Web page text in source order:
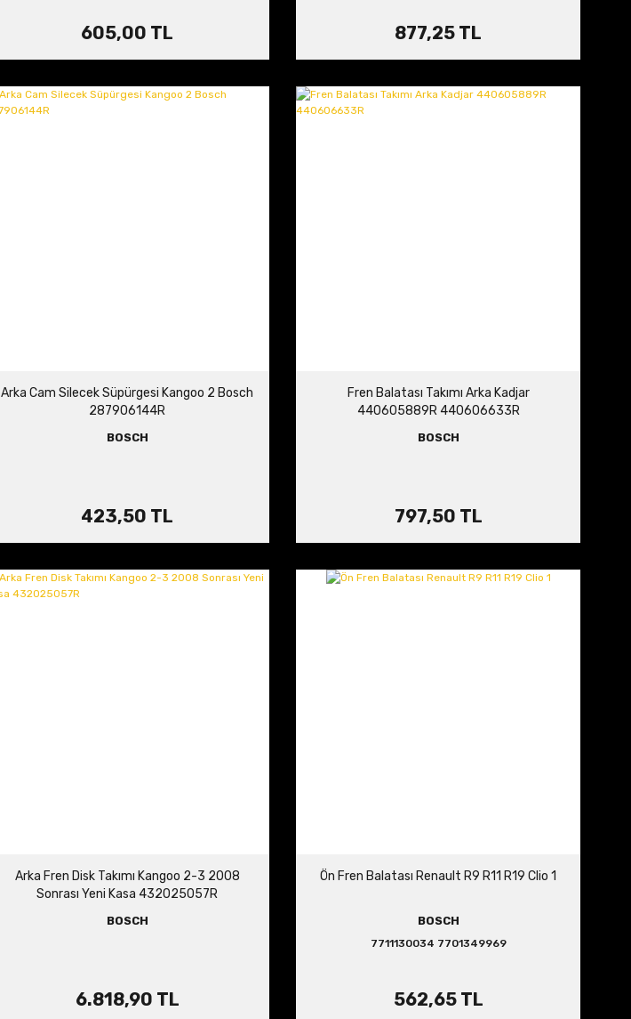
605,00 TL 877,25 TL
Arka Cam Silecek Süpürgesi Kangoo 2 Bosch
287906144R
BOSCH
423,50 TL
Fren Balatası Takımı Arka Kadjar
440605889R 440606633R
BOSCH
797,50 TL
Arka Fren Disk Takımı Kangoo 2-3 2008
Sonrası Yeni Kasa 432025057R
BOSCH
6.818,90 TL
Ön Fren Balatası Renault R9 R11 R19 Clio 1
BOSCH
7711130034 7701349969
562,65 TL